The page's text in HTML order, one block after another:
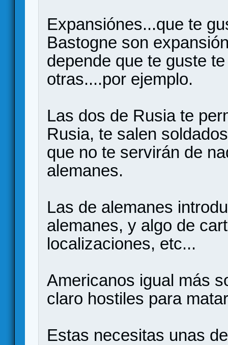
Expansiónes...que te
Bastogne son
depende que te guste
otras....por ejemplo.
Las dos de Rusia te
Rusia, te salen
que no te servirán de
alemanes.
Las de alemanes
alemanes, y algo de
localizaciones, etc...
Americanos igual más
claro hostiles para
Estas necesitas unas